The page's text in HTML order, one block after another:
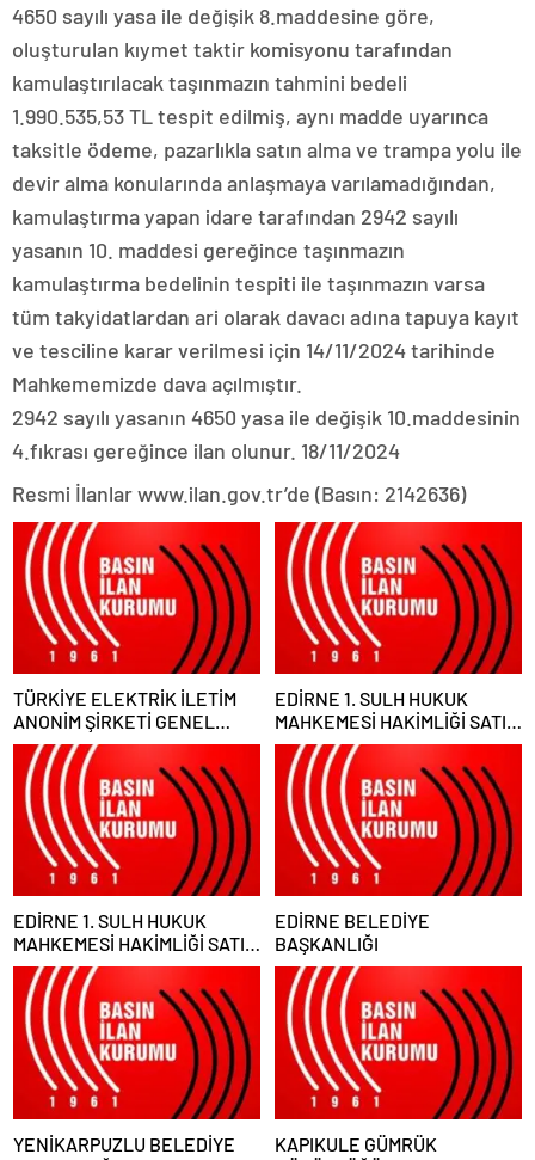
4650 sayılı yasa ile değişik 8.maddesine göre,
oluşturulan kıymet taktir komisyonu tarafından
kamulaştırılacak taşınmazın tahmini bedeli
1.990.535,53 TL tespit edilmiş, aynı madde uyarınca
taksitle ödeme, pazarlıkla satın alma ve trampa yolu ile
devir alma konularında anlaşmaya varılamadığından,
kamulaştırma yapan idare tarafından 2942 sayılı
yasanın 10. maddesi gereğince taşınmazın
kamulaştırma bedelinin tespiti ile taşınmazın varsa
tüm takyidatlardan ari olarak davacı adına tapuya kayıt
ve tesciline karar verilmesi için 14/11/2024 tarihinde
Mahkememizde dava açılmıştır.
2942 sayılı yasanın 4650 yasa ile değişik 10.maddesinin
4.fıkrası gereğince ilan olunur. 18/11/2024
Resmi İlanlar www.ilan.gov.tr’de (Basın: 2142636)
TÜRKİYE ELEKTRİK İLETİM
ANONİM ŞİRKETİ GENEL
MÜDÜRLÜĞÜ
EDİRNE 1. SULH HUKUK
MAHKEMESİ HAKİMLİĞİ SATIŞ
MEMURLUĞU
EDİRNE 1. SULH HUKUK
MAHKEMESİ HAKİMLİĞİ SATIŞ
MEMURLUĞU
EDİRNE BELEDİYE
BAŞKANLIĞI
YENİKARPUZLU BELEDİYE
KAPIKULE GÜMRÜK